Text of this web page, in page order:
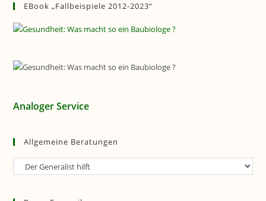
EBook „Fallbeispiele 2012-2023“
Analoger Service
Allgemeine Beratungen
Allgemeine